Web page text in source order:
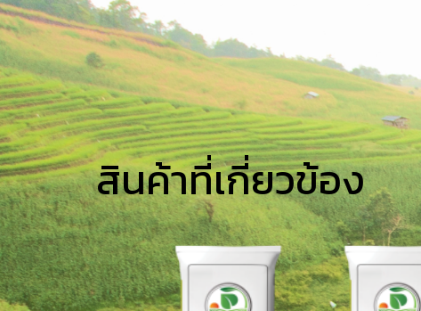
สินค้าที่เกี่ยวข้อง